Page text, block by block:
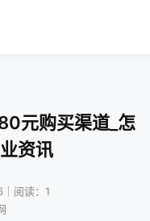
元购买渠道_怎
资讯
阅读：1